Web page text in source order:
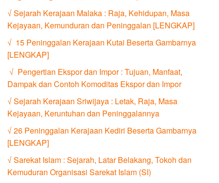
√ Sejarah Kerajaan Malaka : Raja, Kehidupan, Masa
Kejayaan, Kemunduran dan Peninggalan [LENGKAP]
√ 15 Peninggalan Kerajaan Kutai Beserta Gambarnya
[LENGKAP]
√ Pengertian Ekspor dan Impor : Tujuan, Manfaat,
Dampak dan Contoh Komoditas Ekspor dan Impor
√ Sejarah Kerajaan Sriwijaya : Letak, Raja, Masa
Kejayaan, Keruntuhan dan Peninggalannya
√ 26 Peninggalan Kerajaan Kediri Beserta Gambarnya
[LENGKAP]
√ Sarekat Islam : Sejarah, Latar Belakang, Tokoh dan
Kemuduran Organisasi Sarekat Islam (SI)